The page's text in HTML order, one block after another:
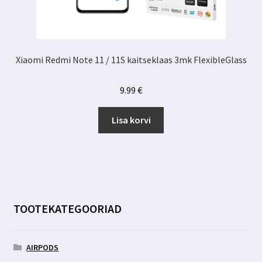
Xiaomi Redmi Note 11 / 11S kaitseklaas 3mk FlexibleGlass
9.99 €
Lisa korvi
TOOTEKATEGOORIAD
AIRPODS